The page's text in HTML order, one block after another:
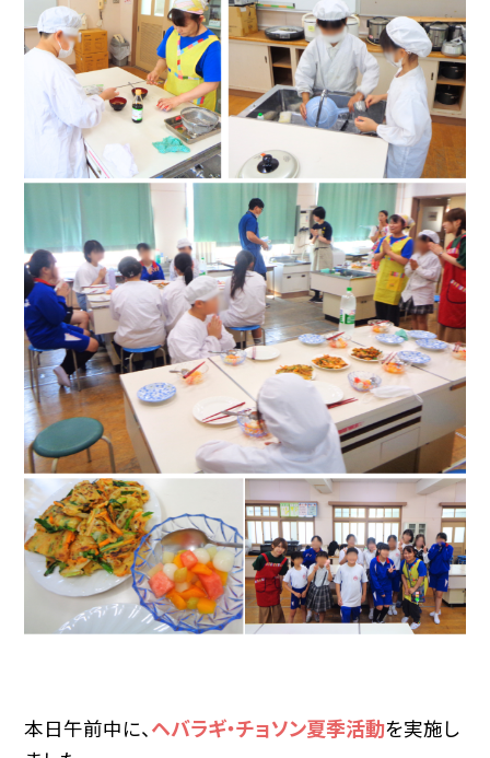
本日午前中に、 ヘバラギ・チョソン夏季活動を実施し